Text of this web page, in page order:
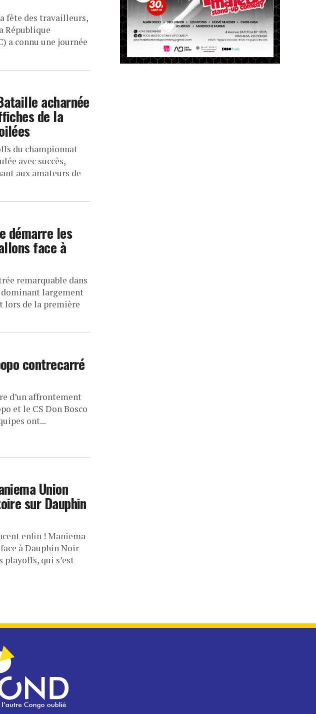
fête des travailleurs,
République
a connu une journée
acharnée
de la
du championnat
avec succès,
aux amateurs de
démarre les
face à
remarquable dans
largement
lors de la première
contrecarré
d’un affrontement
et le CS Don Bosco
ont...
Union
sur Dauphin
enfin ! Maniema
à Dauphin Noir
playoffs, qui s’est